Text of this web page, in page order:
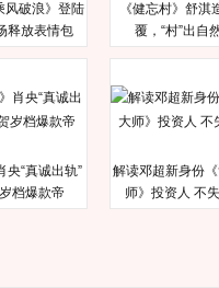
风破浪》登陆
释放表情包
《健忘村》舒淇
覆，“村”出自
央“真诚出轨”
档爆款帝
解读邓超新身份
师》投资人 不